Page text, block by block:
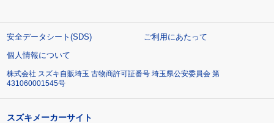
安全データシート(SDS)
ご利用にあたって
個人情報について
株式会社 スズキ自販埼玉 古物商許可証番号 埼玉県公安委員会 第
431060001545号
スズキメーカーサイト